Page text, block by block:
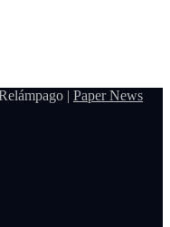
| Paper News